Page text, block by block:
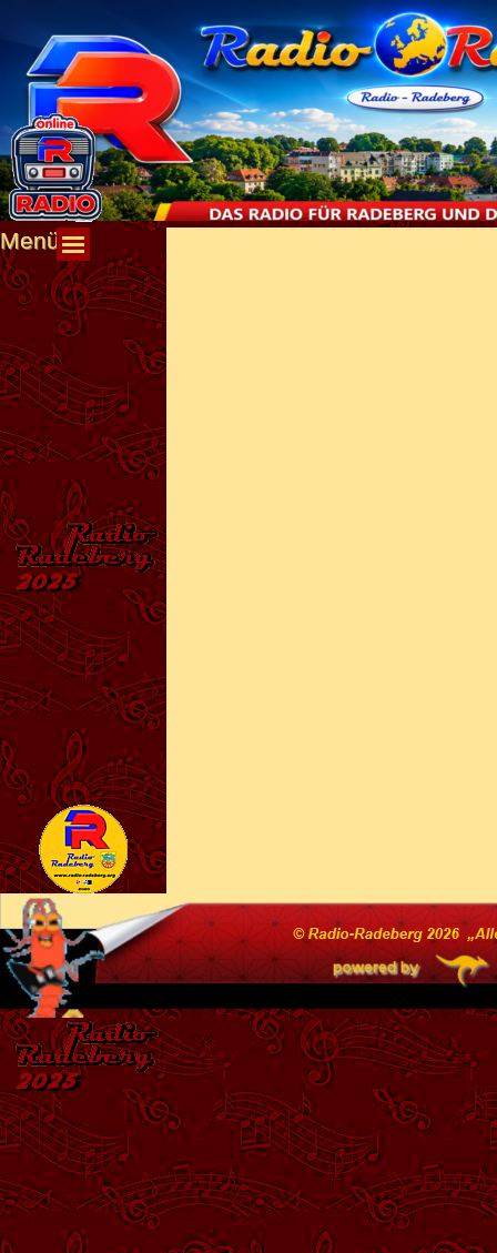
Menü Menü überspringen
Zurück zum Seiteninhalt